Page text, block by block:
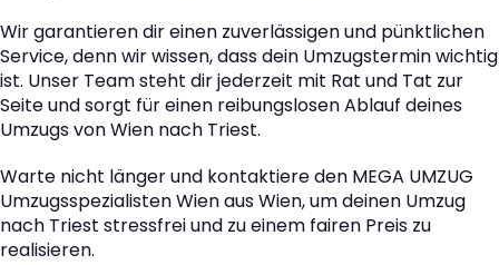
Wir garantieren dir einen zuverlässigen und pünktlichen
Service, denn wir wissen, dass dein Umzugstermin wichtig
ist. Unser Team steht dir jederzeit mit Rat und Tat zur
Seite und sorgt für einen reibungslosen Ablauf deines
Umzugs von Wien nach Triest.
Warte nicht länger und kontaktiere den MEGA UMZUG
Umzugsspezialisten Wien aus Wien, um deinen Umzug
nach Triest stressfrei und zu einem fairen Preis zu
realisieren.